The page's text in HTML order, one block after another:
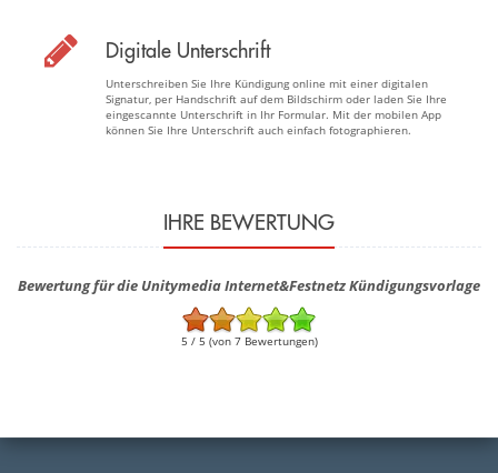
Digitale Unterschrift
Unterschreiben Sie Ihre Kündigung online mit einer digitalen
Signatur, per Handschrift auf dem Bildschirm oder laden Sie Ihre
eingescannte Unterschrift in Ihr Formular. Mit der mobilen App
können Sie Ihre Unterschrift auch einfach fotographieren.
IHRE BEWERTUNG
Bewertung für die Unitymedia Internet&Festnetz Kündigungsvorlage
5 / 5 (von 7 Bewertungen)